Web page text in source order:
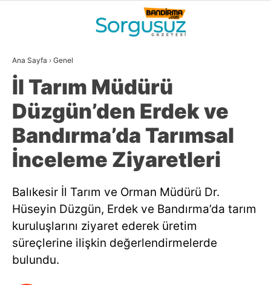
31.3
BALIKESIR
GALERİ VİDEO YAZARLAR
SPOR
MAGAZİN
EĞİTİM
Ana Sayfa › Genel
İl Tarım Müdürü
Düzgün’den Erdek ve
Bandırma’da Tarımsal
İnceleme Ziyaretleri
Balıkesir İl Tarım ve Orman Müdürü Dr.
Hüseyin Düzgün, Erdek ve Bandırma’da tarım
kuruluşlarını ziyaret ederek üretim
süreçlerine ilişkin değerlendirmelerde
bulundu.